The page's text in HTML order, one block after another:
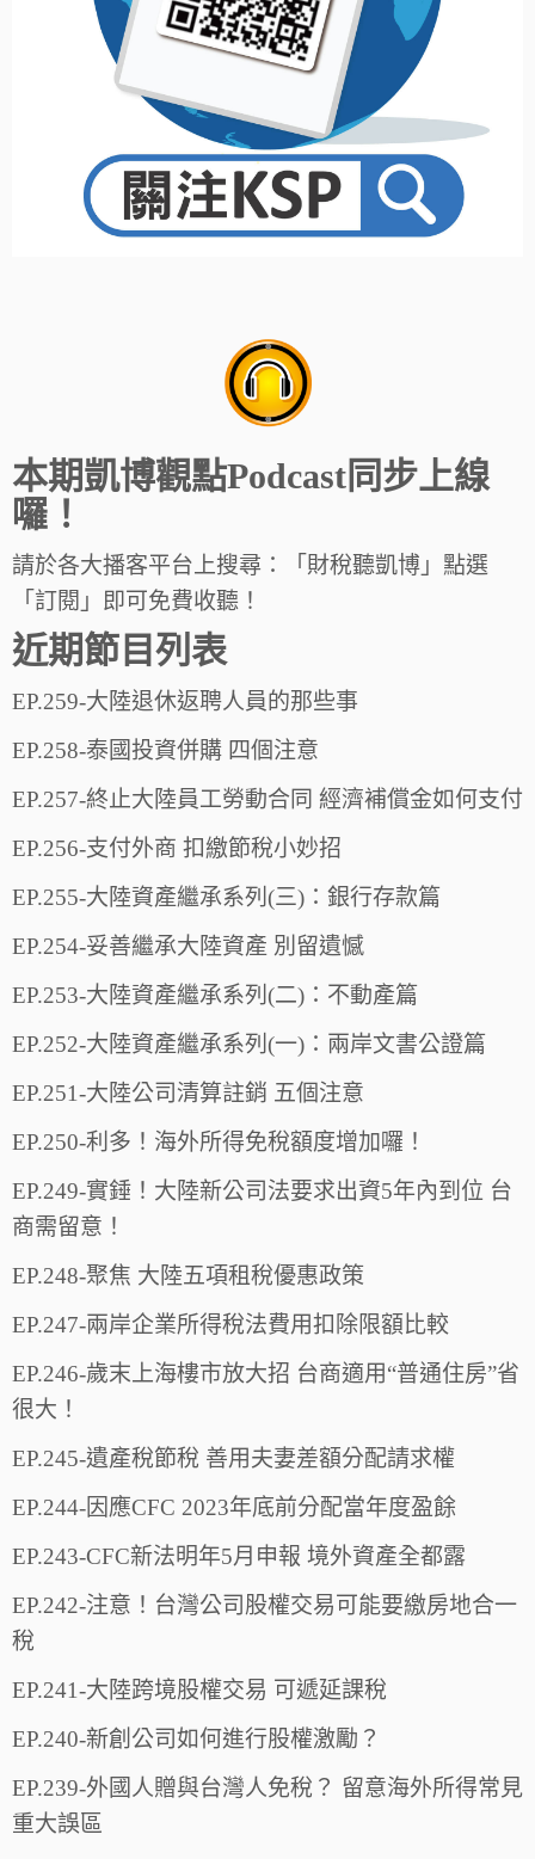
本期凱博觀點Podcast同步上線
囉！
請於各大播客平台上搜尋：「財稅聽凱博」點選
「訂閱」即可免費收聽！
近期節目列表
EP.259-大陸退休返聘人員的那些事
EP.258-泰國投資併購 四個注意
EP.257-終止大陸員工勞動合同 經濟補償金如何支付
EP.256-支付外商 扣繳節稅小妙招
EP.255-大陸資產繼承系列(三)：銀行存款篇
EP.254-妥善繼承大陸資產 別留遺憾
EP.253-大陸資產繼承系列(二)：不動產篇
EP.252-大陸資產繼承系列(一)：兩岸文書公證篇
EP.251-大陸公司清算註銷 五個注意
EP.250-利多！海外所得免稅額度增加囉！
EP.249-實錘！大陸新公司法要求出資5年內到位 台
商需留意！
EP.248-聚焦 大陸五項租稅優惠政策
EP.247-兩岸企業所得稅法費用扣除限額比較
EP.246-歲末上海樓市放大招 台商適用“普通住房”省
很大！
EP.245-遺產稅節稅 善用夫妻差額分配請求權
EP.244-因應CFC 2023年底前分配當年度盈餘
EP.243-CFC新法明年5月申報 境外資產全都露
EP.242-注意！台灣公司股權交易可能要繳房地合一
稅
EP.241-大陸跨境股權交易 可遞延課稅
EP.240-新創公司如何進行股權激勵？
EP.239-外國人贈與台灣人免稅？ 留意海外所得常見
重大誤區